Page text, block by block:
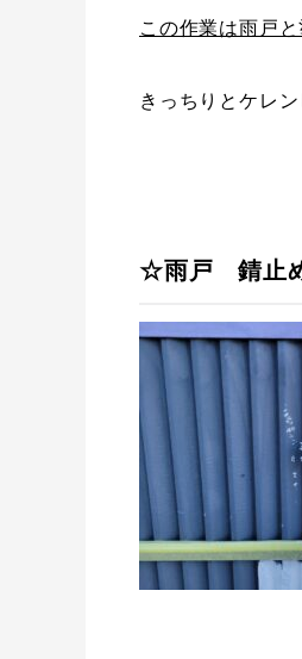
この作業は雨戸
きっちりとケレン
☆雨戸 錆止め